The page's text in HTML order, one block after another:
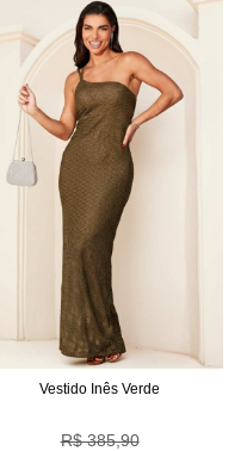
Vestido Inês Verde
R$ 385,90